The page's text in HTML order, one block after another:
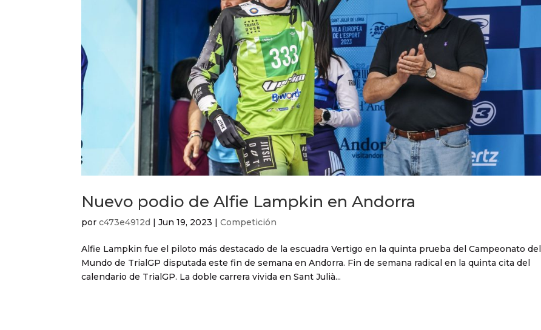
Nuevo podio de Alfie Lampkin en Andorra
porc473e4912d |Jun 19, 2023 |Competición
Alfie Lampkin fue el piloto más destacado de la escuadra Vertigo en la quinta prueba del Campeonato del
Mundo de TrialGP disputada este fin de semana en Andorra. Fin de semana radical en la quinta cita del
calendario de TrialGP. La doble carrera vivida en Sant Julià...